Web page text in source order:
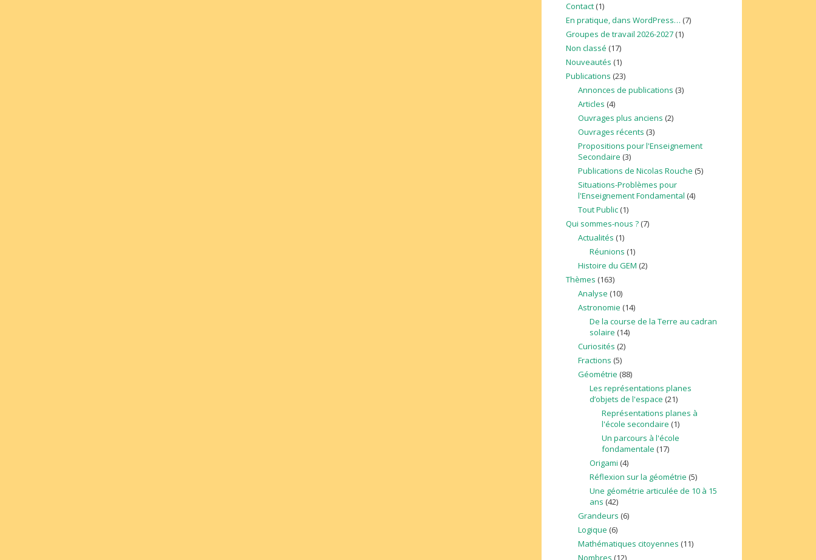
Contact (1)
En pratique, dans WordPress… (7)
Groupes de travail 2026-2027 (1)
Non classé (17)
Nouveautés (1)
Publications (23)
Annonces de publications (3)
Articles (4)
Ouvrages plus anciens (2)
Ouvrages récents (3)
Propositions pour l'Enseignement
Secondaire (3)
Publications de Nicolas Rouche (5)
Situations-Problèmes pour
l'Enseignement Fondamental (4)
Tout Public(1)
Qui sommes-nous ? (7)
Actualités (1)
Réunions (1)
Histoire du GEM (2)
Thèmes (163)
Analyse (10)
Astronomie (14)
De la course de la Terre au cadran
solaire (14)
Curiosités (2)
Fractions (5)
Géométrie (88)
Les représentations planes
d’objets de l'espace (21)
Représentations planes à
l'école secondaire (1)
Un parcours à l'école
fondamentale (17)
Origami (4)
Réflexion sur la géométrie (5)
Une géométrie articulée de 10 à 15
ans (42)
Grandeurs (6)
Logique (6)
Mathématiques citoyennes (11)
Nombres (12)